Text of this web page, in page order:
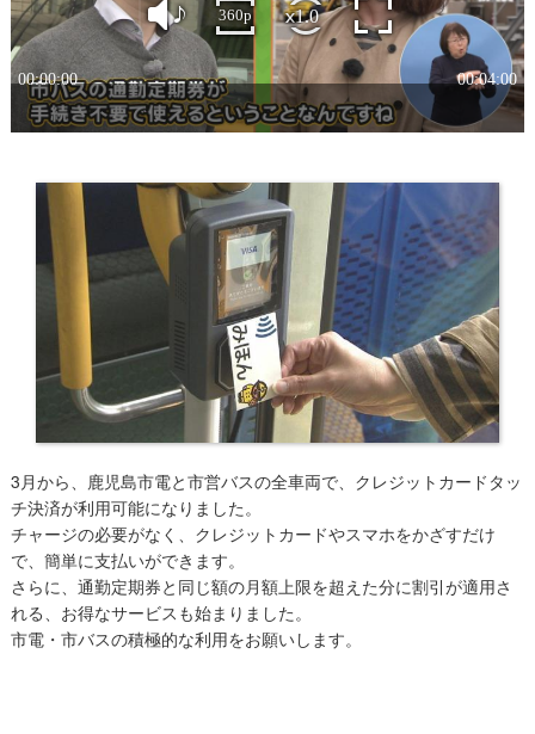
3月から、鹿児島市電と市営バスの全車両で、クレジットカードタッ
チ決済が利用可能になりました。
チャージの必要がなく、クレジットカードやスマホをかざすだけ
で、簡単に支払いができます。
さらに、通勤定期券と同じ額の月額上限を超えた分に割引が適用さ
れる、お得なサービスも始まりました。
市電・市バスの積極的な利用をお願いします。